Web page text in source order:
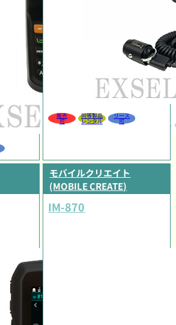
販売
可
同等製品
レンタル
リース
可
モバイルクリエイト
(MOBILE CREATE)
IM-870